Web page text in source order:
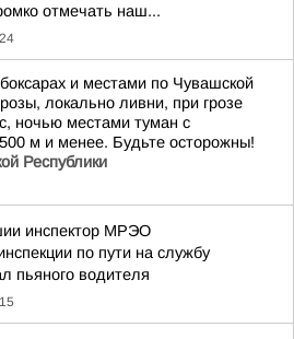
отмечать наш...
и местами по Чувашской
локально ливни, при грозе
ночью местами туман с
м и менее. Будьте осторожны!
Республики
инспектор МРЭО
по пути на службу
пьяного водителя